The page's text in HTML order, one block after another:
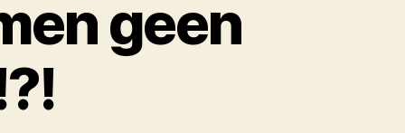
geen